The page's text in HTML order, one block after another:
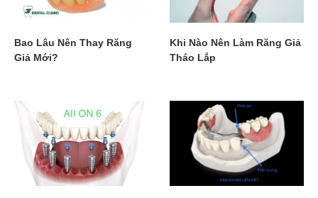
Bao Lâu Nên Thay Răng
Giả Mới?
Khi Nào Nên Làm Răng Giả
Tháo Lắp